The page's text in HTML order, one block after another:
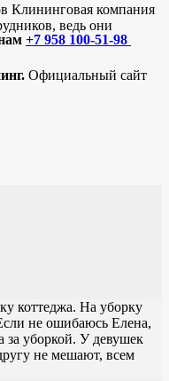
+7 958 100-51-98
Официальный сайт
Клининговая компания
ведь они
коттеджа. На уборку
не ошибаюсь Елена,
за уборкой. У девушек
не мешают, всем